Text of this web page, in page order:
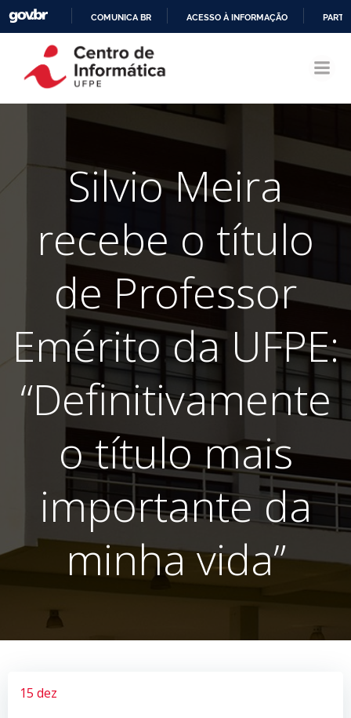
CONTEÚDO
COMUNICA BR ACESSO À INFORMAÇÃO
Silvio Meira
recebe o título
de Professor
Emérito da UFPE:
“Definitivamente
o título mais
importante da
minha vida”
15 dez